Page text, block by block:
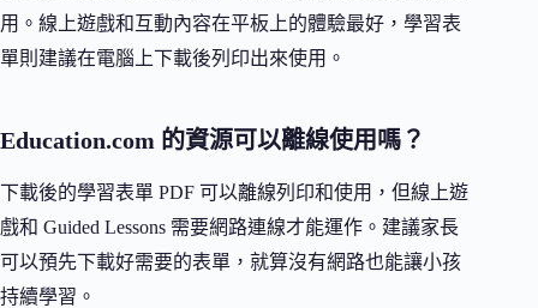
用。線上遊戲和互動內容在平板上的體驗最好，學習表
單則建議在電腦上下載後列印出來使用。
Education.com 的資源可以離線使用嗎？
下載後的學習表單 PDF 可以離線列印和使用，但線上遊
戲和 Guided Lessons 需要網路連線才能運作。建議家長
可以預先下載好需要的表單，就算沒有網路也能讓小孩
持續學習。